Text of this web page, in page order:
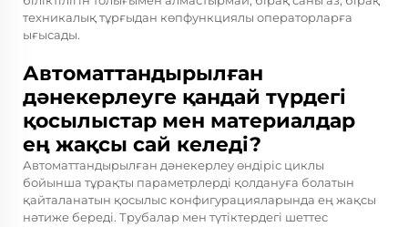
техникалық тұрғыдан көпфункциялы операторларға
ығысады.
Автоматтандырылған
дәнекерлеуге қандай түрдегі
қосылыстар мен материалдар
ең жақсы сай келеді?
Автоматтандырылған дәнекерлеу өндіріс циклы
бойынша тұрақты параметрлерді қолдануға болатын
қайталанатын қосылыс конфигурацияларында ең жақсы
нәтиже береді. Трубалар мен түтіктердегі шеттес